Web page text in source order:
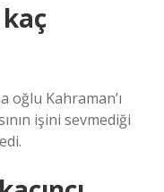
kaç
oğlu Kahraman’ı
işini sevmediği